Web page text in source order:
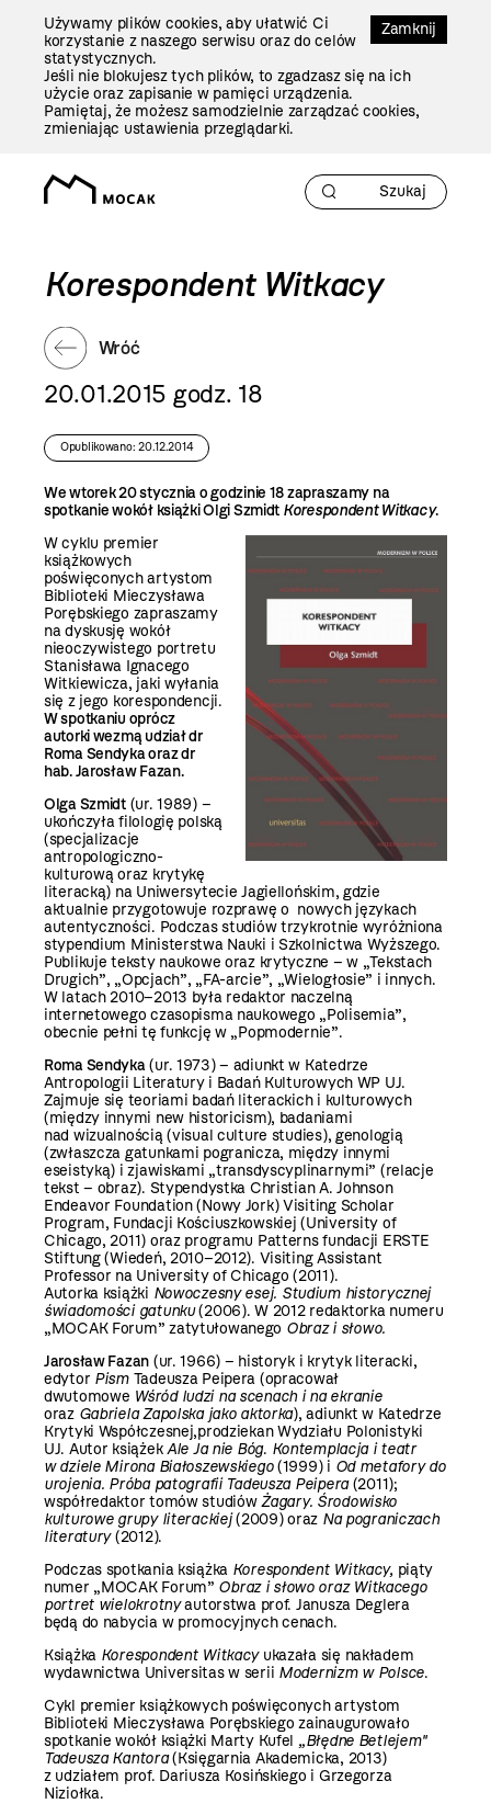
Zamknij
Używamy plików cookies, aby ułatwić Ci
korzystanie z naszego serwisu oraz do celów
statystycznych.
Jeśli nie blokujesz tych plików, to zgadzasz się na ich
użycie oraz zapisanie w pamięci urządzenia.
Pamiętaj, że możesz samodzielnie zarządzać cookies,
zmieniając ustawienia przeglądarki.
Korespondent Witkacy
Wróć
20.01.2015 godz. 18
Opublikowano: 20.12.2014
We wtorek 20 stycznia o godzinie 18 zapraszamy na
spotkanie wokół książki Olgi Szmidt Korespondent Witkacy.
W cyklu premier
książkowych
poświęconych artystom
Biblioteki Mieczysława
Porębskiego zapraszamy
na dyskusję wokół
nieoczywistego portretu
Stanisława Ignacego
Witkiewicza, jaki wyłania
się z jego korespondencji.
W spotkaniu oprócz
autorki wezmą udział dr
Roma Sendyka oraz dr
hab. Jarosław Fazan.
Olga Szmidt(ur. 1989) –
ukończyła filologię polską
(specjalizacje
antropologiczno-
kulturową oraz krytykę
literacką) na Uniwersytecie Jagiellońskim, gdzie
aktualnie przygotowuje rozprawę o nowych językach
autentyczności. Podczas studiów trzykrotnie wyróżniona
stypendium Ministerstwa Nauki i Szkolnictwa Wyższego.
Publikuje teksty naukowe oraz krytyczne – w „Tekstach
Drugich”, „Opcjach”, „FA-arcie”, „Wielogłosie” i innych.
W latach 2010–2013 była redaktor naczelną
internetowego czasopisma naukowego „Polisemia”,
obecnie pełni tę funkcję w „Popmodernie”.
Roma Sendyka(ur. 1973) – adiunkt w Katedrze
Antropologii Literatury i Badań Kulturowych WP UJ.
Zajmuje się teoriami badań literackich i kulturowych
(między innymi new historicism), badaniami
nad wizualnością (visual culture studies), genologią
(zwłaszcza gatunkami pogranicza, między innymi
eseistyką) i zjawiskami „transdyscyplinarnymi” (relacje
tekst – obraz). Stypendystka Christian A. Johnson
Endeavor Foundation (Nowy Jork) Visiting Scholar
Program, Fundacji Kościuszkowskiej (University of
Chicago, 2011) oraz programu Patterns fundacji ERSTE
Stiftung (Wiedeń, 2010–2012). Visiting Assistant
Professor na University of Chicago (2011).
Autorka książki Nowoczesny esej. Studium historycznej
świadomości gatunku(2006). W 2012 redaktorka numeru
„MOCAK Forum” zatytułowanego Obraz i słowo.
Jarosław Fazan (ur. 1966) – historyk i krytyk literacki,
edytor PismTadeusza Peipera (opracował
dwutomowe Wśród ludzi na scenach i na ekranie
oraz Gabriela Zapolska jako aktorka), adiunkt w Katedrze
Krytyki Współczesnej,prodziekan Wydziału Polonistyki
UJ. Autor książekAle Ja nie Bóg. Kontemplacja i teatr
w dziele Mirona Białoszewskiego(1999) i Od metafory do
urojenia. Próba patografii Tadeusza Peipera(2011);
współredaktor tomów studiów Żagary. Środowisko
kulturowe grupy literackiej(2009) oraz Na pograniczach
literatury(2012).
Podczas spotkania książka Korespondent Witkacy, piąty
numer „MOCAK Forum” Obraz i słowo oraz Witkacego
portret wielokrotnyautorstwa prof. Janusza Deglera
będą do nabycia w promocyjnych cenach.
Książka Korespondent Witkacyukazała się nakładem
wydawnictwa Universitas w serii Modernizm w Polsce.
Cykl premier książkowych poświęconych artystom
Biblioteki Mieczysława Porębskiego zainaugurowało
spotkanie wokół książki Marty Kufel „Błędne Betlejem"
Tadeusza Kantora(Księgarnia Akademicka, 2013)
z udziałem prof. Dariusza Kosińskiego i Grzegorza
Niziołka.